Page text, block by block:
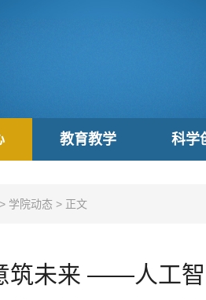
教育教学 科学
> 学院动态 > 正文
筑未来 ——人工智